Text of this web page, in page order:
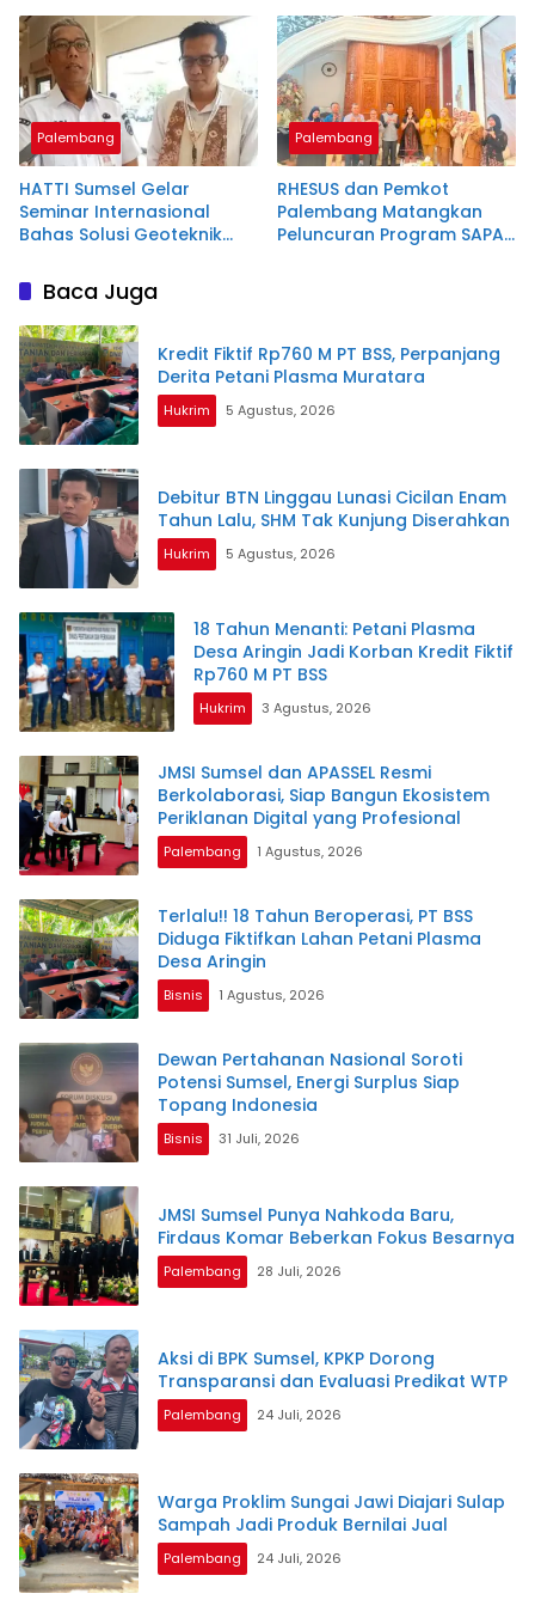
Palembang
HATTI Sumsel Gelar
Seminar Internasional
Bahas Solusi Geoteknik
Berkelanjutan
Palembang
RHESUS dan Pemkot
Palembang Matangkan
Peluncuran Program SAPA
Baca Juga
Kredit Fiktif Rp760 M PT BSS, Perpanjang
Derita Petani Plasma Muratara
Hukrim 5 Agustus, 2026
Debitur BTN Linggau Lunasi Cicilan Enam
Tahun Lalu, SHM Tak Kunjung Diserahkan
Hukrim 5 Agustus, 2026
18 Tahun Menanti: Petani Plasma
Desa Aringin Jadi Korban Kredit Fiktif
Rp760 M PT BSS
Hukrim 3 Agustus, 2026
JMSI Sumsel dan APASSEL Resmi
Berkolaborasi, Siap Bangun Ekosistem
Periklanan Digital yang Profesional
Palembang 1 Agustus, 2026
Terlalu!! 18 Tahun Beroperasi, PT BSS
Diduga Fiktifkan Lahan Petani Plasma
Desa Aringin
Bisnis 1 Agustus, 2026
Dewan Pertahanan Nasional Soroti
Potensi Sumsel, Energi Surplus Siap
Topang Indonesia
Bisnis 31 Juli, 2026
JMSI Sumsel Punya Nahkoda Baru,
Firdaus Komar Beberkan Fokus Besarnya
Palembang 28 Juli, 2026
Aksi di BPK Sumsel, KPKP Dorong
Transparansi dan Evaluasi Predikat WTP
Palembang 24 Juli, 2026
Warga Proklim Sungai Jawi Diajari Sulap
Sampah Jadi Produk Bernilai Jual
Palembang 24 Juli, 2026